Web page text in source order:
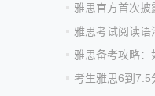
雅思官方首次披
雅思考试阅读语
雅思备考攻略：
考生雅思6到7.5